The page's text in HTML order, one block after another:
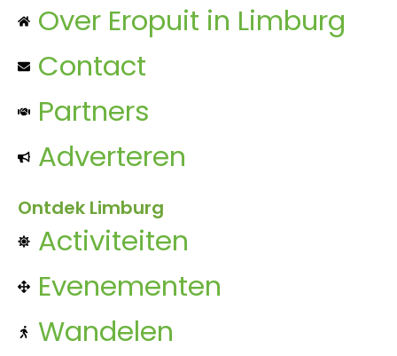
Over Eropuit in Limburg
Contact
Partners
Adverteren
Ontdek Limburg
Activiteiten
Evenementen
Wandelen